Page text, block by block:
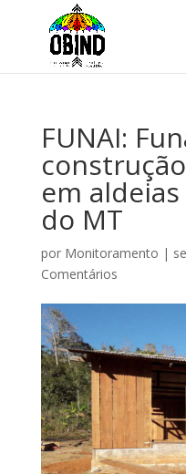
FUNAI:
em
do MT
por Monitoramento |
Comentários